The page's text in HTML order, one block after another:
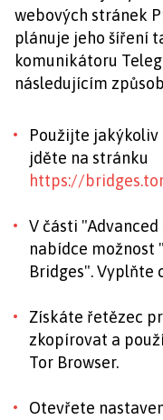
webových stránek
plánuje jeho šíření
komunikátoru
následujícím
Použijte
jděte na stránku
https://
V části
nabídce možnost
Bridges". Vyplňte
Získáte řetězec
zkopírovat a
Tor Browser.
Otevřete